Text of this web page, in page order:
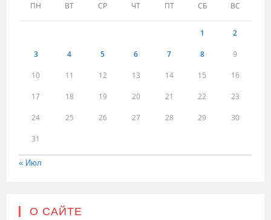
ПН ВТ СР ЧТ ПТ СБ ВС
1 2
3 4 5 6 7 8 9
10 11 12 13 14 15 16
17 18 19 20 21 22 23
24 25 26 27 28 29 30
31
« Июл
О САЙТЕ